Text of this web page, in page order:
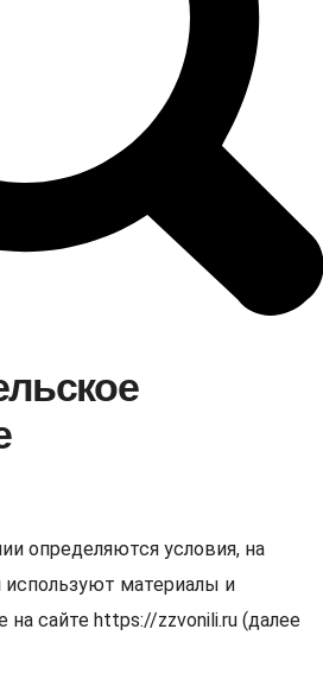
определяются условия, на
материалы и
сайте https://zzvonili.ru (далее